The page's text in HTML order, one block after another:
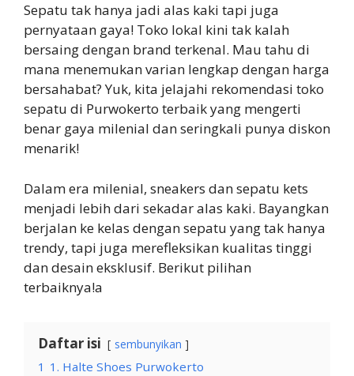
Sepatu tak hanya jadi alas kaki tapi juga
pernyataan gaya! Toko lokal kini tak kalah
bersaing dengan brand terkenal. Mau tahu di
mana menemukan varian lengkap dengan harga
bersahabat? Yuk, kita jelajahi rekomendasi toko
sepatu di Purwokerto terbaik yang mengerti
benar gaya milenial dan seringkali punya diskon
menarik!
Dalam era milenial, sneakers dan sepatu kets
menjadi lebih dari sekadar alas kaki. Bayangkan
berjalan ke kelas dengan sepatu yang tak hanya
trendy, tapi juga merefleksikan kualitas tinggi
dan desain eksklusif. Berikut pilihan
terbaiknya!a
Daftar isi sembunyikan
1 1. Halte Shoes Purwokerto